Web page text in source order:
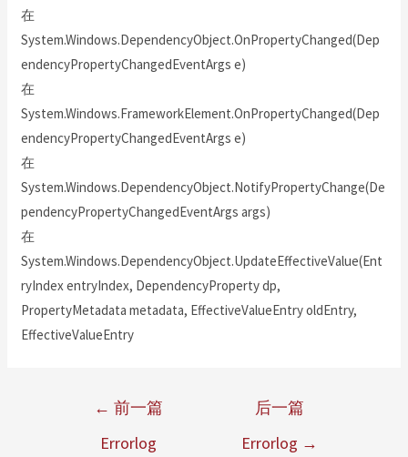
在
System.Windows.DependencyObject.OnPropertyChanged(Dep
endencyPropertyChangedEventArgs e)
在
System.Windows.FrameworkElement.OnPropertyChanged(Dep
endencyPropertyChangedEventArgs e)
在
System.Windows.DependencyObject.NotifyPropertyChange(De
pendencyPropertyChangedEventArgs args)
在
System.Windows.DependencyObject.UpdateEffectiveValue(Ent
ryIndex entryIndex, DependencyProperty dp,
PropertyMetadata metadata, EffectiveValueEntry oldEntry,
EffectiveValueEntry
← 前一篇
Errorlog
后一篇
Errorlog →